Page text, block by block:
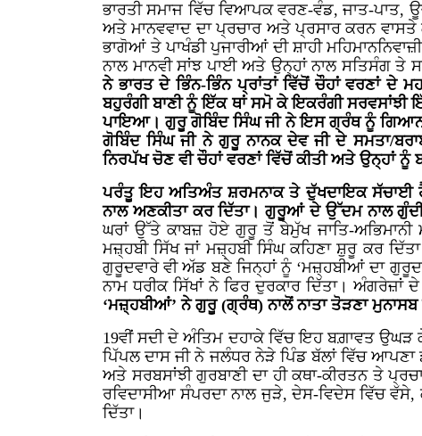
ਭਾਰਤੀ ਸਮਾਜ ਵਿੱਚ ਵਿਆਪਕ ਵਰਣ-ਵੰਡ, ਜਾਤ-
ਅਤੇ ਮਾਨਵਵਾਦ ਦਾ ਪ੍ਰਚਾਰ ਅਤੇ ਪ੍ਰਸਾਰ ਕਰਨ
ਭਾਗੋਆਂ ਤੇ ਪਾਖੰਡੀ ਪੁਜਾਰੀਆਂ ਦੀ ਸ਼ਾਹੀ
ਨਾਲ ਮਾਨਵੀ ਸਾਂਝ ਪਾਈ ਅਤੇ ਉਨ੍ਹਾਂ ਨਾਲ ਸਤਿਸੰਗ ਤੇ
ਨੇ ਭਾਰਤ ਦੇ ਭਿੰਨ-ਭਿੰਨ ਪ੍ਰਾਂਤਾਂ ਵਿੱਚੋਂ ਚੌਹਾਂ ਵਰਣਾਂ ਦੇ
ਬਹੁਰੰਗੀ ਬਾਣੀ ਨੂੰ ਇੱਕ ਥਾਂ ਸਮੋ ਕੇ ਇਕਰੰਗੀ ਸਰਵਸਾਂਝੀ
ਪਾਇਆ। ਗੁਰੂ ਗੋਬਿੰਦ ਸਿੰਘ ਜੀ ਨੇ ਇਸ ਗ੍ਰੰਥ ਨੂੰ
ਗੋਬਿੰਦ ਸਿੰਘ ਜੀ ਨੇ ਗੁਰੂ ਨਾਨਕ ਦੇਵ ਜੀ ਦੇ ਸਮਤਾ/
ਨਿਰਪੱਖ ਚੋਣ ਵੀ ਚੌਹਾਂ ਵਰਣਾਂ ਵਿੱਚੋਂ ਕੀਤੀ ਅਤੇ ਉਨ੍ਹਾਂ ਨੂੰ
ਪਰੰਤੂ ਇਹ ਅਤਿਅੰਤ ਸ਼ਰਮਨਾਕ ਤੇ ਦੁੱਖਦਾਇਕ ਸੱਚਾਈ
ਨਾਲ ਅਣਕੀਤਾ ਕਰ ਦਿੱਤਾ। ਗੁਰੂਆਂ ਦੇ ਉੱਦਮ ਨਾਲ
ਘਰਾਂ ਉੱਤੇ ਕਾਬਜ਼ ਹੋਏ ਗੁਰੂ ਤੋਂ ਬੇਮੁੱਖ ਜਾਤਿ-
ਮਜ਼੍ਹਬੀ ਸਿੱਖ ਜਾਂ ਮਜ਼੍ਹਬੀ ਸਿੰਘ ਕਹਿਣਾ ਸ਼ੁਰੂ ਕਰ
ਗੁਰੂਦਵਾਰੇ ਵੀ ਅੱਡ ਬਣੇ ਜਿਨ੍ਹਾਂ ਨੂੰ ‘ਮਜ਼੍ਹਬੀਆਂ ਦਾ
ਨਾਮ ਧਰੀਕ ਸਿੱਖਾਂ ਨੇ ਫਿਰ ਦੁਰਕਾਰ ਦਿੱਤਾ।
‘ਮਜ਼੍ਹਬੀਆਂ’ ਨੇ ਗੁਰੂ (ਗ੍ਰੰਥ) ਨਾਲੋਂ ਨਾਤਾ ਤੋੜਣਾ
19ਵੀਂ ਸਦੀ ਦੇ ਅੰਤਿਮ ਦਹਾਕੇ ਵਿੱਚ ਇਹ ਬਗ਼ਾਵਤ
ਪਿੱਪਲ ਦਾਸ ਜੀ ਨੇ ਜਲੰਧਰ ਨੇੜੇ ਪਿੰਡ ਬੱਲਾਂ ਵਿੱਚ
ਅਤੇ ਸਰਬਸਾਂਝੀ ਗੁਰਬਾਣੀ ਦਾ ਹੀ ਕਥਾ-ਕੀਰਤਨ ਤੇ
ਰਵਿਦਾਸੀਆ ਸੰਪਰਦਾ ਨਾਲ ਜੁੜੇ, ਦੇਸ-ਵਿਦੇਸ ਵਿੱਚ
ਦਿੱਤਾ।